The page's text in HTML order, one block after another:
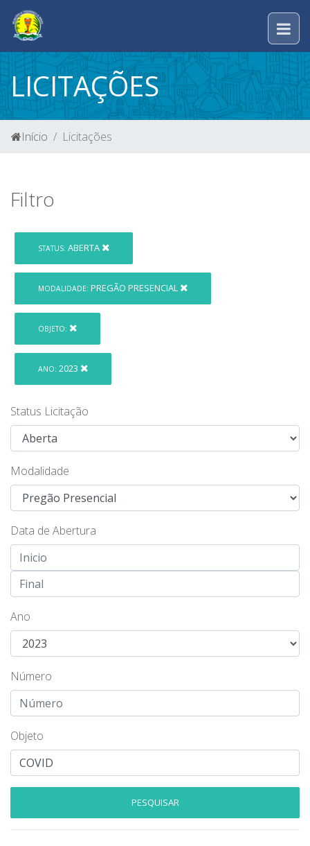
LICITAÇÕES
Início Licitações
Filtro
STATUS: ABERTA
MODALIDADE: PREGÃO PRESENCIAL
OBJETO:
ANO: 2023
Status Licitação
Modalidade
Data de Abertura
Ano
Número
Objeto
PESQUISAR